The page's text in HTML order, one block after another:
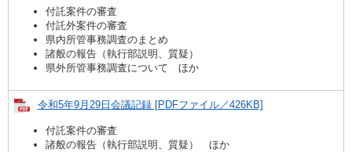
付託案件の審査
付託外案件の審査
県内所管事務調査のまとめ
諸般の報告（執行部説明、質疑）
県外所管事務調査について ほか
令和5年9月29日会議記録 [PDFファイル／426KB]
付託案件の審査
諸般の報告（執行部説明、質疑） ほか